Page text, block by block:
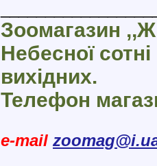
Зоомагазин
Небесної
вихідних.
Телефон
e-mail